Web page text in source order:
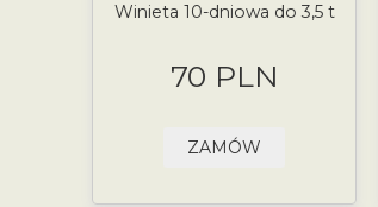
Winieta 10-dniowa do 3,5 t
70 PLN
ZAMÓW